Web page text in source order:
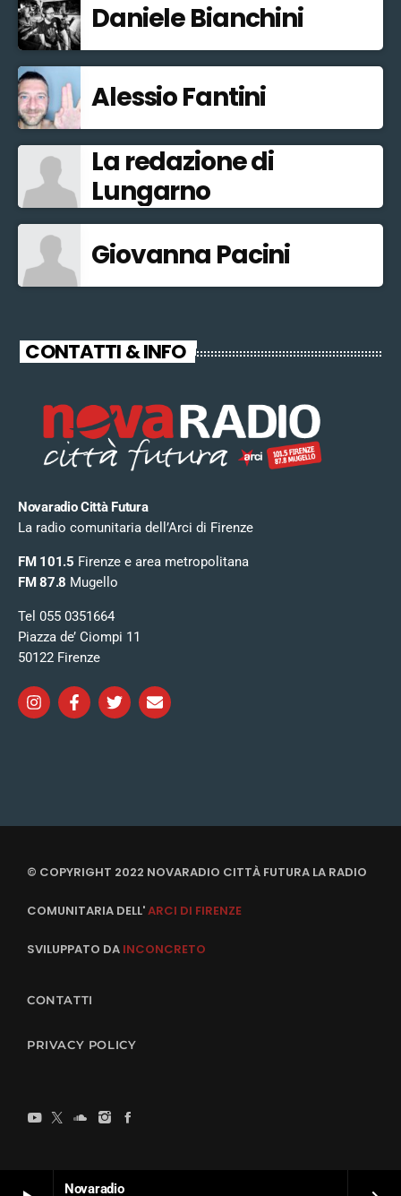
Novaradio
Daniele Bianchini
Alessio Fantini
La redazione di
Lungarno
Giovanna Pacini
CONTATTI & INFO
Novaradio Città Futura
La radio comunitaria dell’Arci di Firenze
FM 101.5 Firenze e area metropolitana
FM 87.8 Mugello
Tel 055 0351664
Piazza de’ Ciompi 11
50122 Firenze
© COPYRIGHT 2022 NOVARADIO CITTÀ FUTURA LA RADIO
COMUNITARIA DELL'ARCI DI FIRENZE
SVILUPPATO DA INCONCRETO
CONTATTI
PRIVACY POLICY